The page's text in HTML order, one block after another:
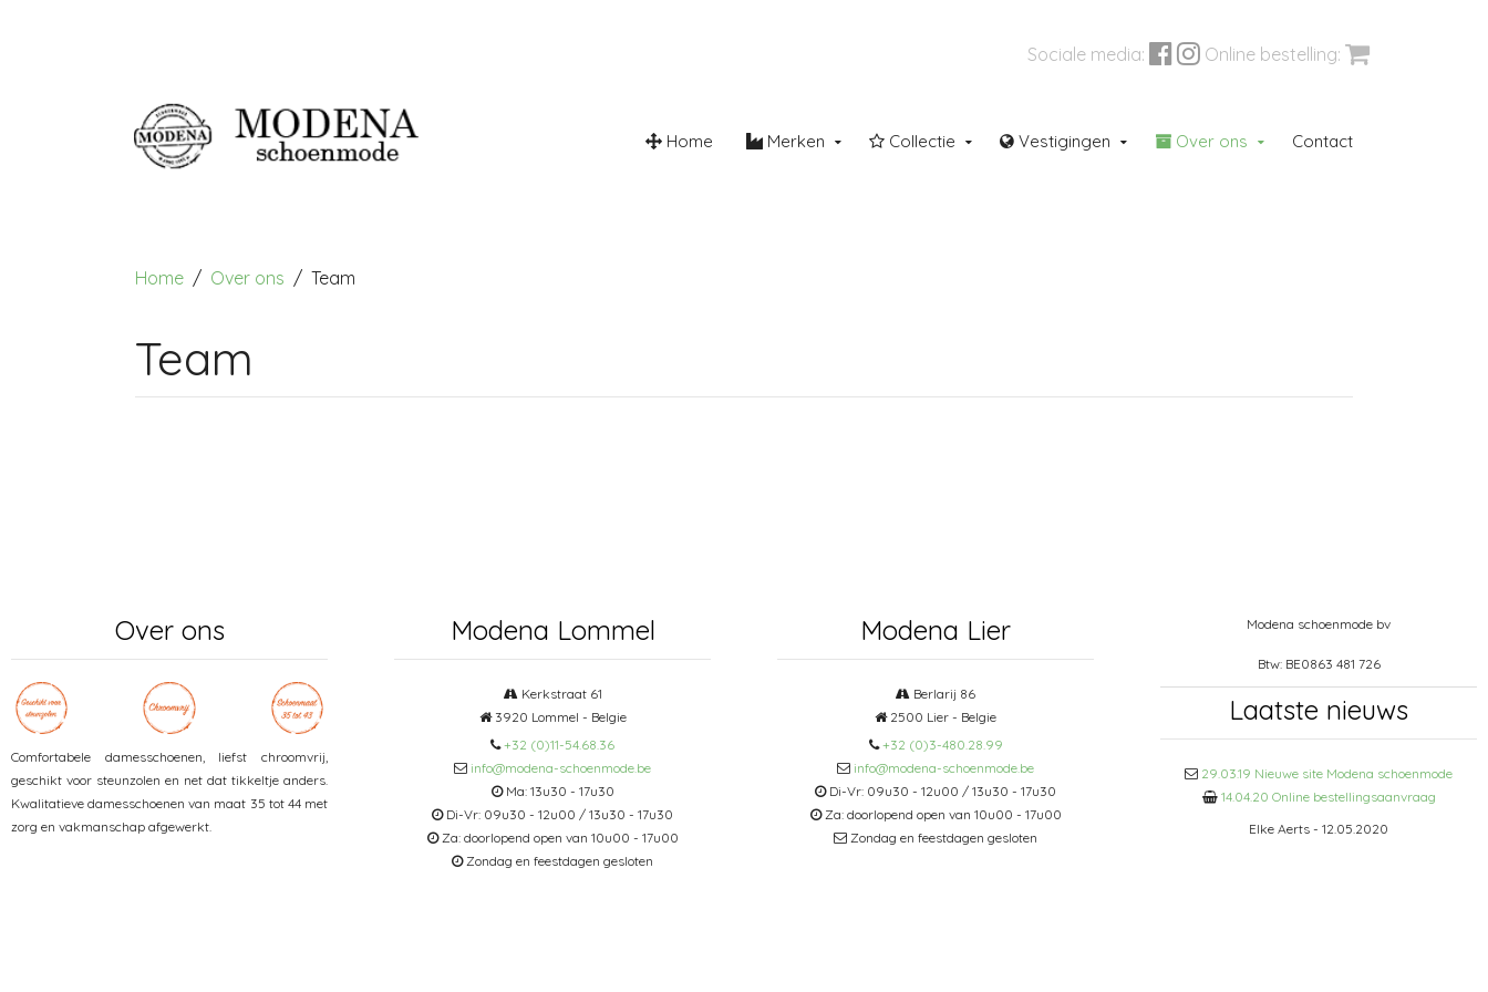
Sociale media: Online bestelling:
Home Merken Collectie Vestigingen Over ons Contact
Home Over ons Team
Team
Over ons
Comfortabele damesschoenen, liefst chroomvrij,
geschikt voor steunzolen en net dat tikkeltje anders.
Kwalitatieve damesschoenen van maat 35 tot 44 met
zorg en vakmanschap afgewerkt.
Modena Lommel
Kerkstraat 61
3920 Lommel - Belgie
+32 (0)11-54.68.36
info@modena-schoenmode.be
Ma: 13u30 - 17u30
Di-Vr: 09u30 - 12u00 / 13u30 - 17u30
Za: doorlopend open van 10u00 - 17u00
Zondag en feestdagen gesloten
Modena Lier
Berlarij 86
2500 Lier - Belgie
+32 (0)3-480.28.99
info@modena-schoenmode.be
Di-Vr: 09u30 - 12u00 / 13u30 - 17u30
Za: doorlopend open van 10u00 - 17u00
Zondag en feestdagen gesloten
Modena schoenmode bv
Btw: BE0863 481 726
Laatste nieuws
29.03.19 Nieuwe site Modena schoenmode
14.04.20 Online bestellingsaanvraag
Elke Aerts - 12.05.2020